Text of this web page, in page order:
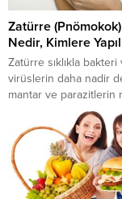
Zatürre (Pnömokok)
Nedir, Kimlere
Zatürre sıklıkla bakteri
virüslerin daha nadir
mantar ve parazitlerin
olduğu akciğer
verilen isimdir. Tıp
pnömoni halk dilinde
olarak bilinen hastalık
kişiden kişiye temasla
hastalıktır. Öksürme,